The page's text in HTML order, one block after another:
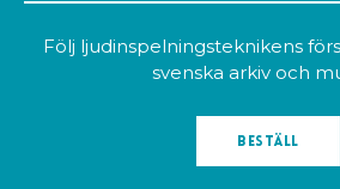
Följ ljudinspelningsteknikens
svenska arkiv och
Beställ